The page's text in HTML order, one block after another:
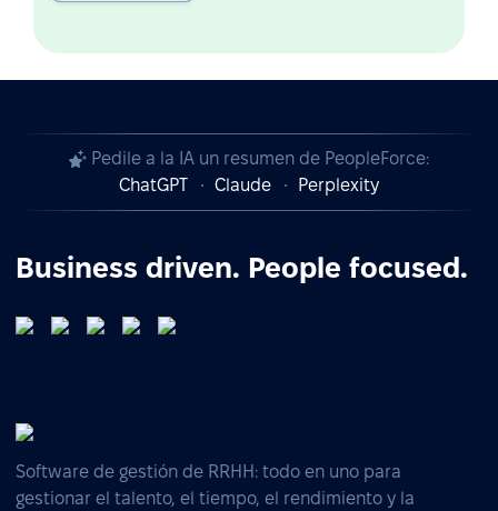
Pedile a la IA un resumen de PeopleForce:
ChatGPT
Claude Perplexity
Business driven. People focused.
Software de gestión de RRHH: todo en uno para
gestionar el talento, el tiempo, el rendimiento y la